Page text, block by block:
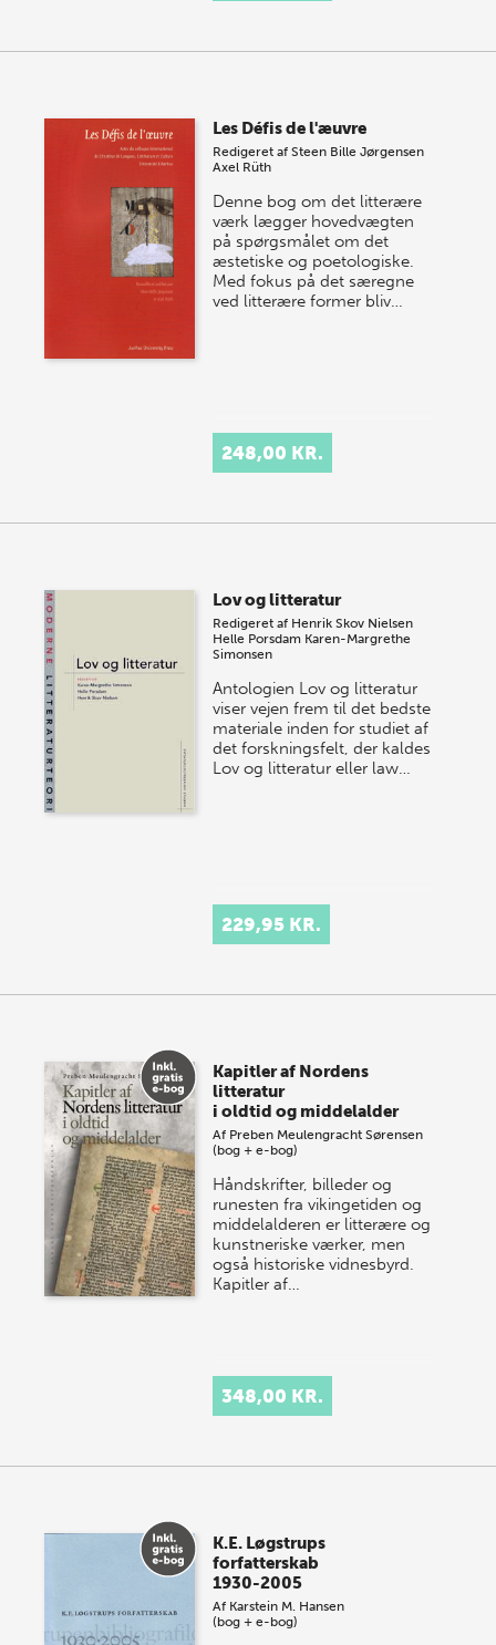
Les Défis de l'æuvre
Redigeret afSteen Bille Jørgensen
Axel Rüth
Denne bog om det litterære
værk lægger hovedvægten
på spørgsmålet om det
æstetiske og poetologiske.
Med fokus på det særegne
ved litterære former bliv…
248,00 KR.
Lov og litteratur
Redigeret af Henrik Skov Nielsen
Helle Porsdam Karen-Margrethe
Simonsen
Antologien Lov og litteratur
viser vejen frem til det bedste
materiale inden for studiet af
det forskningsfelt, der kaldes
Lov og litteratur eller law…
229,95 KR.
Kapitler af Nordens
litteratur
i oldtid og middelalder
Af Preben Meulengracht Sørensen
(bog + e-bog)
Håndskrifter, billeder og
runesten fra vikingetiden og
middelalderen er litterære og
kunstneriske værker, men
også historiske vidnesbyrd.
Kapitler af…
348,00 KR.
K.E. Løgstrups
forfatterskab
1930-2005
Af Karstein M. Hansen
(bog + e-bog)